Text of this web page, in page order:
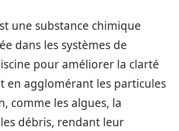
une substance chimique
dans les systèmes de
pour améliorer la clarté
en agglomérant les particules
comme les algues, la
débris, rendant leur